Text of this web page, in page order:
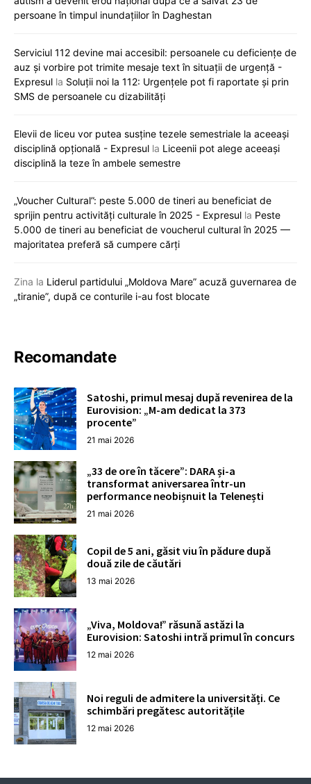
persoane în timpul inundațiilor în Daghestan
Serviciul 112 devine mai accesibil: persoanele cu deficiențe de
auz și vorbire pot trimite mesaje text în situații de urgență -
Expresul la Soluții noi la 112: Urgențele pot fi raportate și prin
SMS de persoanele cu dizabilități
Elevii de liceu vor putea susține tezele semestriale la aceeași
disciplină opțională - Expresul la Liceenii pot alege aceeași
disciplină la teze în ambele semestre
„Voucher Cultural”: peste 5.000 de tineri au beneficiat de
sprijin pentru activități culturale în 2025 - Expresul la Peste
5.000 de tineri au beneficiat de voucherul cultural în 2025 —
majoritatea preferă să cumpere cărți
Zina la Liderul partidului „Moldova Mare” acuză guvernarea de
„tiranie”, după ce conturile i-au fost blocate
Recomandate
Satoshi, primul mesaj după revenirea de la
Eurovision: „M-am dedicat la 373
procente”
21 mai 2026
„33 de ore în tăcere”: DARA și-a
transformat aniversarea într-un
performance neobișnuit la Telenești
21 mai 2026
Copil de 5 ani, găsit viu în pădure după
două zile de căutări
13 mai 2026
„Viva, Moldova!” răsună astăzi la
Eurovision: Satoshi intră primul în concurs
12 mai 2026
Noi reguli de admitere la universități. Ce
schimbări pregătesc autoritățile
12 mai 2026